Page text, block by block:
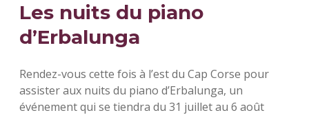
Les nuits du piano
d’Erbalunga
Rendez-vous cette fois à l’est du Cap Corse pour
assister aux nuits du piano d’Erbalunga, un
événement qui se tiendra du 31 juillet au 6 août